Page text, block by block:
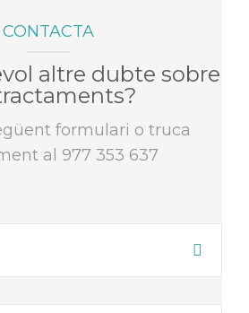
CONTACTA
altre dubte sobre
formulari o truca
al 977 353 637